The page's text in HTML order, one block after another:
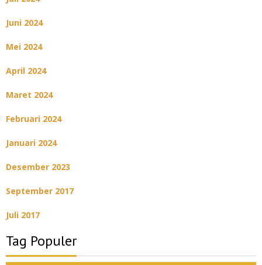
Juni 2024
Mei 2024
April 2024
Maret 2024
Februari 2024
Januari 2024
Desember 2023
September 2017
Juli 2017
Tag Populer